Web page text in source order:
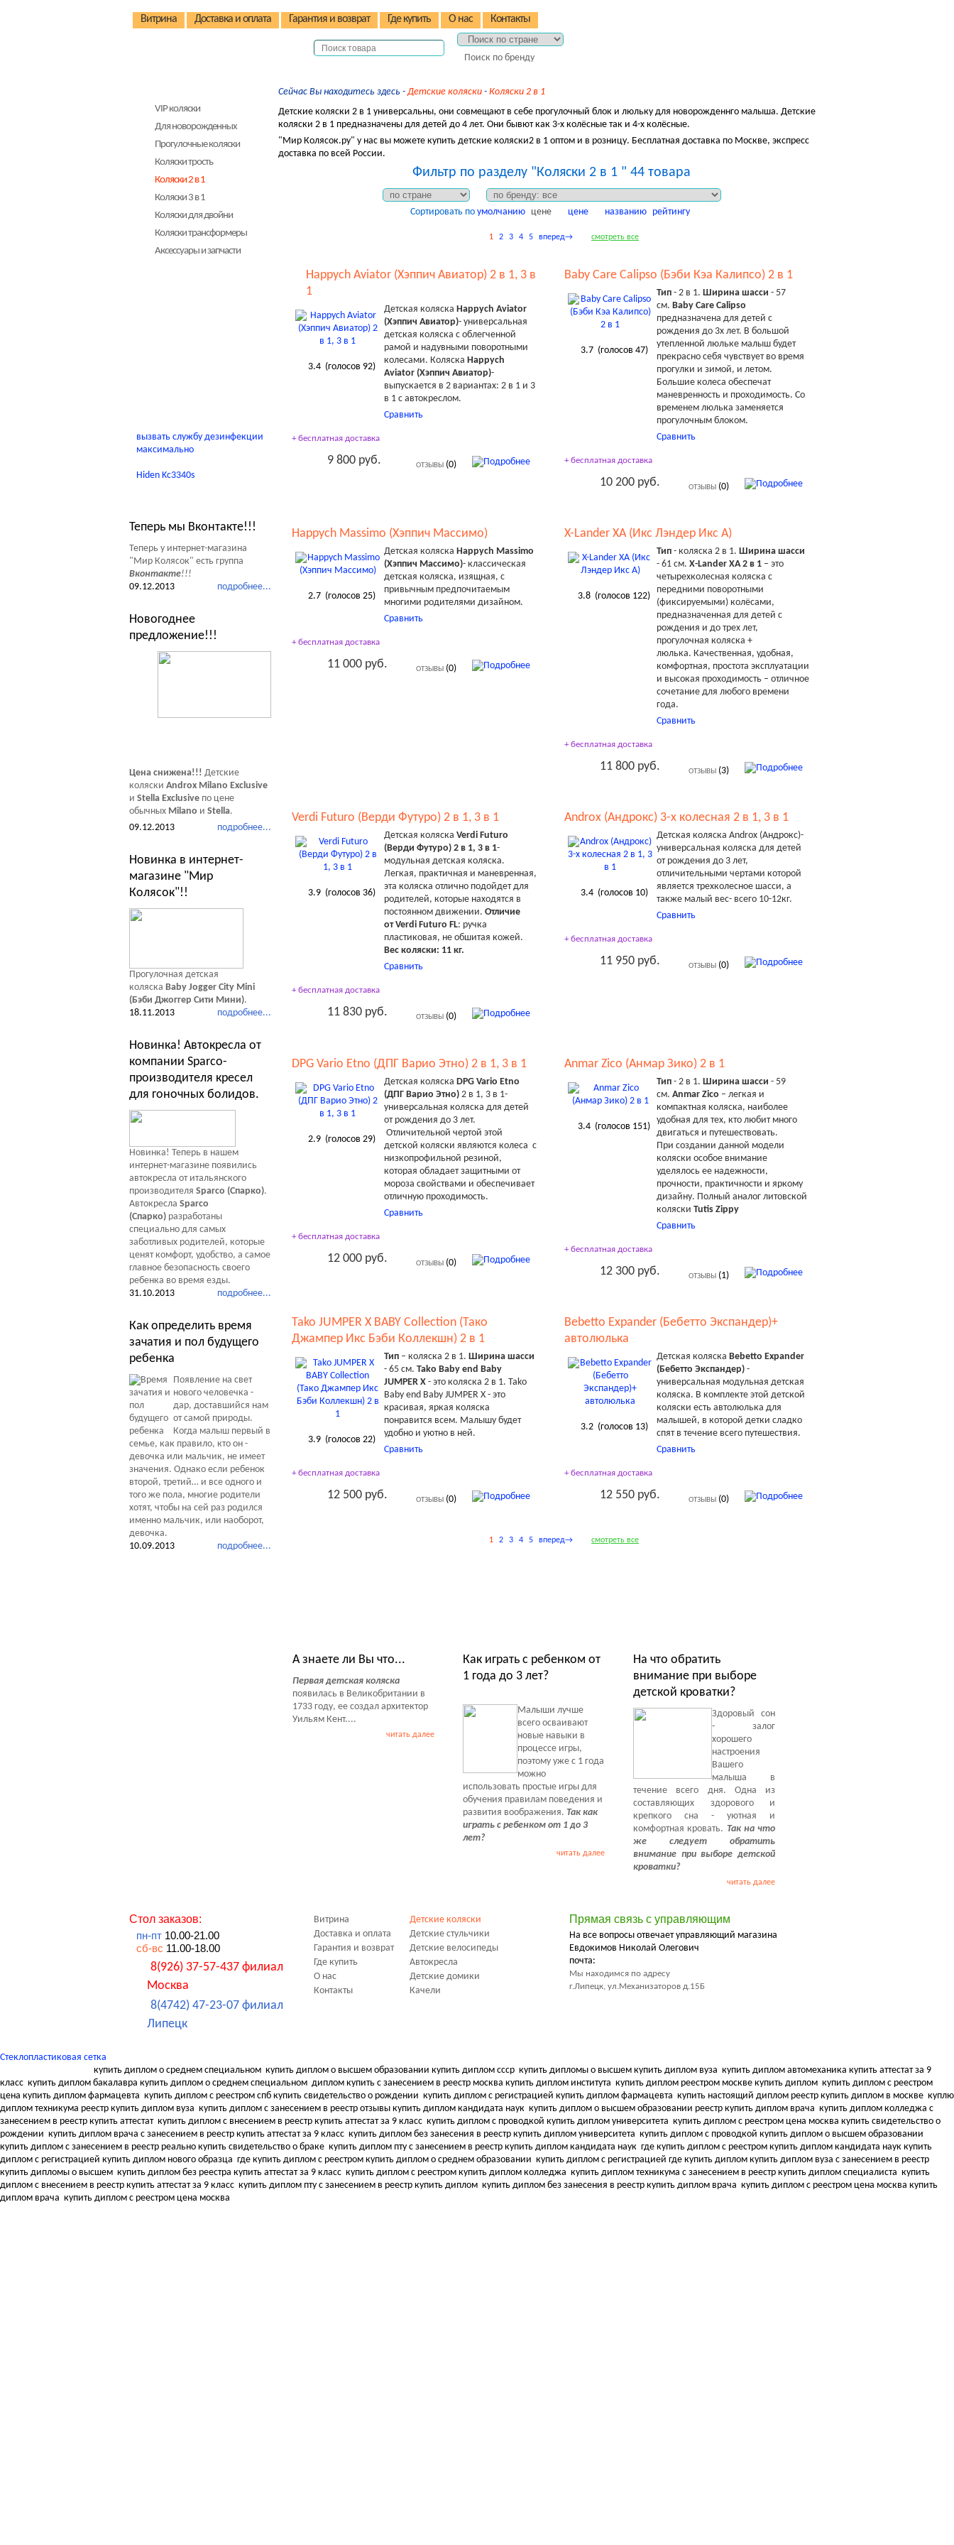
Витрина Доставка и оплата Гарантия и возврат Где купить О нас Контакты
Поиск по бренду
Сейчас Вы находитесь здесь - Детские коляски - Коляски 2 в 1
Детские коляски 2 в 1 универсальны, они совмещают в себе прогулочный блок и люльку для новорожденнго малыша. Детские
коляски 2 в 1 предназначены для детей до 4 лет. Они бывют как 3-х колёсные так и 4-х колёсные.
"Мир Колясок.ру" у нас вы можете купить детские коляски2 в 1 оптом и в розницу. Бесплатная доставка по Москве, экспресс
доставка по всей России.
Фильтр по разделу "Коляски 2 в 1 " 44 товара
Сортировать по умолчанию цене цене названию рейтингу
1 2 3 4 5 вперед→ смотреть все
Happych Aviator (Хэппич Авиатор) 2 в 1, 3 в
1
3.4(голосов 92)
Детская коляска Happych Aviator
(Хэппич Авиатор)- универсальная
детская коляска с облегченной
рамой и надувными поворотными
колесами. Коляска Happych
Aviator (Хэппич Авиатор)-
выпускается в 2 вариантах: 2 в 1 и 3
в 1 с автокреслом.
Сравнить
+ бесплатная доставка
9 800 руб. ОТЗЫВЫ(0)
Baby Care Calipso (Бэби Кэа Калипсо) 2 в 1
3.7(голосов 47)
Тип- 2 в 1. Ширина шасси - 57
см. Baby Care Calipso
предназначена для детей с
рождения до 3х лет. В большой
утепленной люльке малыш будет
прекрасно себя чувствует во время
прогулки и зимой, и летом.
Большие колеса обеспечат
маневренность и проходимость. Со
временем люлька заменяется
прогулочным блоком.
Сравнить
+ бесплатная доставка
10 200 руб. ОТЗЫВЫ(0)
Happych Massimo (Хэппич Массимо)
2.7(голосов 25)
Детская коляска Happych Massimo
(Хэппич Массимо)- классическая
детская коляска, изящная, с
привычным предпочитаемым
многими родителями дизайном.
Сравнить
+ бесплатная доставка
11 000 руб. ОТЗЫВЫ(0)
X-Lander XA (Икс Лэндер Икс А)
3.8 (голосов 122)
Тип- коляска 2 в 1. Ширина шасси
- 61 см. X-Lander XA 2 в 1– это
четырехколесная коляска с
передними поворотными
(фиксируемыми) колёсами,
предназначенная для детей с
рождения и до трех лет,
прогулочная коляска +
люлька. Качественная, удобная,
комфортная, простота эксплуатации
и высокая проходимость – отличное
сочетание для любого времени
года.
Сравнить
+ бесплатная доставка
11 800 руб. ОТЗЫВЫ(3)
Verdi Futuro (Верди Футуро) 2 в 1, 3 в 1
3.9(голосов 36)
Детская коляска Verdi Futuro
(Верди Футуро) 2 в 1, 3 в 1-
модульная детская коляска.
Легкая, практичная и маневренная,
эта коляска отлично подойдет для
родителей, которые находятся в
постоянном движении. Отличие
отVerdi Futuro FL: ручка
пластиковая, не обшитая кожей.
Вес коляски: 11 кг.
Сравнить
+ бесплатная доставка
11 830 руб. ОТЗЫВЫ(0)
Androx (Андрокс) 3-х колесная 2 в 1, 3 в 1
3.4(голосов 10)
Детская коляска Androx (Андрокс)-
универсальная коляска для детей
от рождения до 3 лет,
отличительными чертами которой
является трехколесное шасси, а
также малый вес- всего 10-12кг.
Сравнить
+ бесплатная доставка
11 950 руб. ОТЗЫВЫ(0)
DPG Vario Etno (ДПГ Варио Этно) 2 в 1, 3 в 1
2.9(голосов 29)
Детская коляска DPG Vario Etno
(ДПГ Варио Этно)2 в 1, 3 в 1-
универсальная коляска для детей
от рождения до 3 лет.
Отличительной чертой этой
детской коляски являются колеса с
низкопрофильной резиной,
которая обладает защитными от
мороза свойствами и обеспечивает
отличную проходимость.
Сравнить
+ бесплатная доставка
12 000 руб. ОТЗЫВЫ(0)
Anmar Zico (Анмар Зико) 2 в 1
3.4 (голосов 151)
Тип- 2 в 1. Ширина шасси - 59
см. Anmar Zico – легкая и
компактная коляска, наиболее
удобная для тех, кто любит много
двигаться и путешествовать.
При создании данной модели
коляски особое внимание
уделялось ее надежности,
прочности, практичности и яркому
дизайну. Полный аналог литовской
коляски Tutis Zippy
Сравнить
+ бесплатная доставка
12 300 руб. ОТЗЫВЫ(1)
Tako JUMPER X BABY Collection (Тако
Джампер Икс Бэби Коллекшн) 2 в 1
3.9(голосов 22)
Тип– коляска 2 в 1. Ширина шасси
- 65 см. Tako Baby end Baby
JUMPER X- это коляска 2 в 1. Tako
Baby end Baby JUMPER X - это
красивая, яркая коляска
понравится всем. Малышу будет
удобно и уютно в ней.
Сравнить
+ бесплатная доставка
12 500 руб. ОТЗЫВЫ(0)
Bebetto Expander (Бебетто Экспандер)+
автолюлька
3.2(голосов 13)
Детская коляска Bebetto Expander
(Бебетто Экспандер)-
универсальная модульная детская
коляска. В комплекте этой детской
коляски есть автолюлька для
малышей, в которой детки сладко
спят в течение всего путешествия.
Сравнить
+ бесплатная доставка
12 550 руб. ОТЗЫВЫ(0)
1 2 3 4 5 вперед→ смотреть все
А знаете ли Вы что...
Первая детская коляска
появилась в Великобритании в
1733 году, ее создал архитектор
Уильям Кент....
читать далее
Как играть с ребенком от
1 года до 3 лет?
Малыши лучше
всего осваивают
новые навыки в
процессе игры,
поэтому уже с 1 года
можно
использовать простые игры для
обучения правилам поведения и
развития воображения. Так как
играть с ребенком от 1 до 3
лет?
читать далее
На что обратить
внимание при выборе
детской кроватки?
Здоровый сон
- залог
хорошего
настроения
Вашего
малыша в
течение всего дня. Одна из
составляющих здорового и
крепкого сна - уютная и
комфортная кровать. Так на что
же следует обратить
внимание при выборе детской
кроватки?
читать далее
VIP коляски
Для новорожденных
Прогулочные коляски
Коляски трость
Коляски 2 в 1
Коляски 3 в 1
Коляски для двойни
Коляски трансформеры
Аксессуары и запчасти
вызвать службу дезинфекции
максимально
Hiden Kc3340s
Теперь мы Вконтакте!!!
Теперь у интернет-магазина
"Мир Колясок" есть группа
Вконтакте!!!
подробнее...
09.12.2013
Новогоднее
предложение!!!
Цена снижена!!! Детские
коляски Androx Milano Exclusive
и Stella Exclusive по цене
обычных Milano и Stella.
подробнее...
09.12.2013
Новинка в интернет-
магазине "Мир
Колясок"!!
Прогулочная детская
коляска Baby Jogger City Mini
(Бэби Джоггер Сити Мини).
подробнее...
18.11.2013
Новинка! Автокресла от
компании Sparco-
производителя кресел
для гоночных болидов.
Новинка! Теперь в нашем
интернет-магазине появились
автокресла от итальянского
производителя Sparco (Спарко).
Автокресла Sparco
(Спарко) разработаны
специально для самых
заботливых родителей, которые
ценят комфорт, удобство, а самое
главное безопасность своего
ребенка во время езды.
подробнее...
31.10.2013
Как определить время
зачатия и пол будущего
ребенка
Появление на свет
нового человечка -
дар, доставшийся нам
от самой природы.
Когда малыш первый в
семье, как правило, кто он -
девочка или мальчик, не имеет
значения. Однако если ребенок
второй, третий… и все одного и
того же пола, многие родители
хотят, чтобы на сей раз родился
именно мальчик, или наоборот,
девочка.
подробнее...
10.09.2013
Стол заказов:
пн-пт 10.00-21.00
сб-вс 11.00-18.00
8(926) 37-57-437 филиал
Москва
8(4742) 47-23-07 филиал
Липецк
Витрина
Доставка и оплата
Гарантия и возврат
Где купить
О нас
Контакты
Детские коляски
Детские стульчики
Детские велосипеды
Автокресла
Детские домики
Качели
Прямая связь с управляющим
На все вопросы отвечает управляющий магазина
Евдокимов Николай Олегович
почта:
Мы находимся по адресу
г.Липецк, ул.Механизаторов д.15Б
Стеклопластиковая сетка
купить диплом о среднем специальном купить диплом о высшем образовании купить диплом ссср купить дипломы о высшем купить диплом вуза купить диплом автомеханика купить аттестат за 9
класс купить диплом бакалавра купить диплом о среднем специальном диплом купить с занесением в реестр москва купить диплом института купить диплом реестром москве купить диплом купить диплом с реестром
цена купить диплом фармацевта купить диплом с реестром спб купить свидетельство о рождении купить диплом с регистрацией купить диплом фармацевта купить настоящий диплом реестр купить диплом в москве куплю
диплом техникума реестр купить диплом вуза купить диплом с занесением в реестр отзывы купить диплом кандидата наук купить диплом о высшем образовании реестр купить диплом врача купить диплом колледжа с
занесением в реестр купить аттестат купить диплом с внесением в реестр купить аттестат за 9 класс купить диплом с проводкой купить диплом университета купить диплом с реестром цена москва купить свидетельство о
рождении купить диплом врача с занесением в реестр купить аттестат за 9 класс купить диплом без занесения в реестр купить диплом университета купить диплом с проводкой купить диплом о высшем образовании
купить диплом с занесением в реестр реально купить свидетельство о браке купить диплом пту с занесением в реестр купить диплом кандидата наук где купить диплом с реестром купить диплом кандидата наук купить
диплом с регистрацией купить диплом нового образца где купить диплом с реестром купить диплом о среднем образовании купить диплом с регистрацией где купить диплом купить диплом вуза с занесением в реестр
купить дипломы о высшем купить диплом без реестра купить аттестат за 9 класс купить диплом с реестром купить диплом колледжа купить диплом техникума с занесением в реестр купить диплом специалиста купить
диплом с внесением в реестр купить аттестат за 9 класс купить диплом пту с занесением в реестр купить диплом купить диплом без занесения в реестр купить диплом врача купить диплом с реестром цена москва купить
диплом врача купить диплом с реестром цена москва